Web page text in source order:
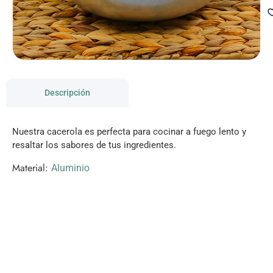
Descripción
Nuestra cacerola es perfecta para cocinar a fuego lento y
resaltar los sabores de tus ingredientes.
Material: Aluminio